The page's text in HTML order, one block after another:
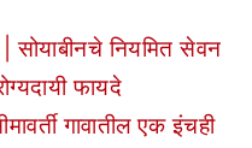
नियमित सेवन
फायदे
गावातील एक इंचही